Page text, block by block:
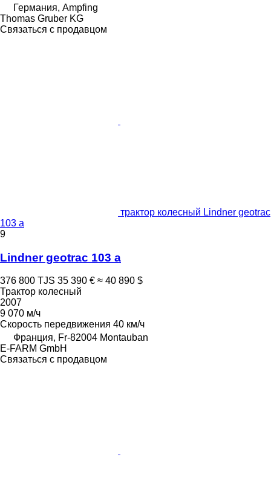
Германия, Ampfing
Thomas Gruber KG
Связаться с продавцом
трактор колесный Lindner geotrac
103 a
9
Lindner geotrac 103 a
376 800 TJS 35 390 € ≈ 40 890 $
Трактор колесный
2007
9 070 м/ч
Скорость передвижения 40 км/ч
Франция, Fr-82004 Montauban
E-FARM GmbH
Связаться с продавцом